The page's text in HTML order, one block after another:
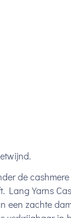
de
Lang Yarns
een zachte